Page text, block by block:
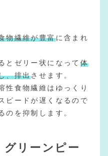
物繊維が豊富に含まれ
とゼリー状になって 体
、排出させます。
性食物繊維はゆっくり
ピードが遅くなるので
のを抑制します。
リーンピー